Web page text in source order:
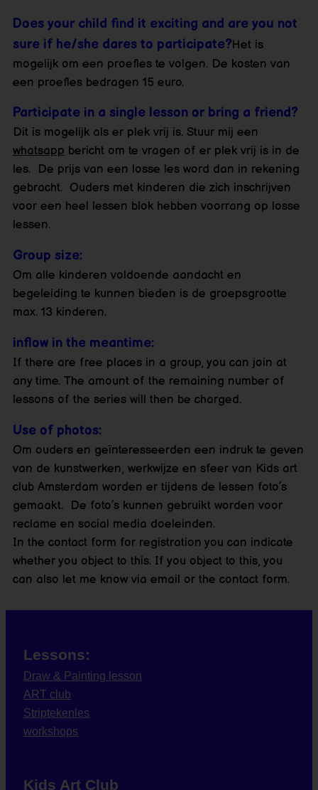
Does your child find it exciting and are you not
sure if he/she dares to participate?Het is
mogelijk om een proefles te volgen. De kosten van
een proefles bedragen 15 euro.
Participate in a single lesson or bring a friend?
Dit is mogelijk als er plek vrij is. Stuur mij een
whatsapp bericht om te vragen of er plek vrij is in de
les. De prijs van een losse les word dan in rekening
gebracht. Ouders met kinderen die zich inschrijven
voor een heel lessen blok hebben voorrang op losse
lessen.
Group size:
Om alle kinderen voldoende aandacht en
begeleiding te kunnen bieden is de groepsgrootte
max. 13 kinderen.
inflow in the meantime:
If there are free places in a group, you can join at
any time. The amount of the remaining number of
lessons of the series will then be charged.
Use of photos:
Om ouders en geïnteresseerden een indruk te geven
van de kunstwerken, werkwijze en sfeer van Kids art
club Amsterdam worden er tijdens de lessen foto’s
gemaakt. De foto’s kunnen gebruikt worden voor
reclame en social media doeleinden.
In the contact form for registration you can indicate
whether you object to this. If you object to this, you
can also let me know via email or the contact form.
Lessons:
Draw & Painting lesson
ART club
Striptekenles
workshops
Kids Art Club